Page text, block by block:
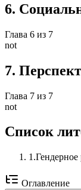
6.
Глава 6 из 7
not
7.
Глава 7 из 7
not
Список
1 .
Оглавление